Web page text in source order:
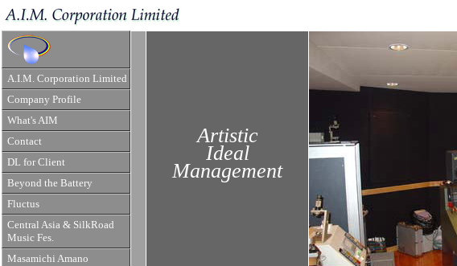
A.I.M. Corporation Limited
Company Profile
What's AIM
Contact
DL for Client
Beyond the Battery
Fluctus
Central Asia & SilkRoad
Music Fes.
Masamichi Amano
Artistic
Ideal
Management